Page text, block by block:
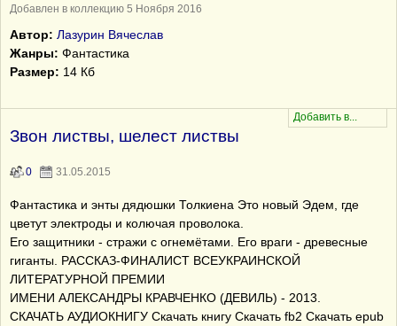
Добавлен в коллекцию 5 Ноября 2016
Автор: Лазурин Вячеслав
Жанры: Фантастика
Размер: 14 Кб
Звон листвы, шелест листвы
0 31.05.2015
Фантастика и энты дядюшки Толкиена Это новый Эдем, где
цветут электроды и колючая проволока.
Его защитники - стражи с огнемётами. Его враги - древесные
гиганты. РАССКАЗ-ФИНАЛИСТ ВСЕУКРАИНСКОЙ
ЛИТЕРАТУРНОЙ ПРЕМИИ
ИМЕНИ АЛЕКСАНДРЫ КРАВЧЕНКО (ДЕВИЛЬ) - 2013.
СКАЧАТЬ АУДИОКНИГУ Скачать книгу Скачать fb2 Скачать epub